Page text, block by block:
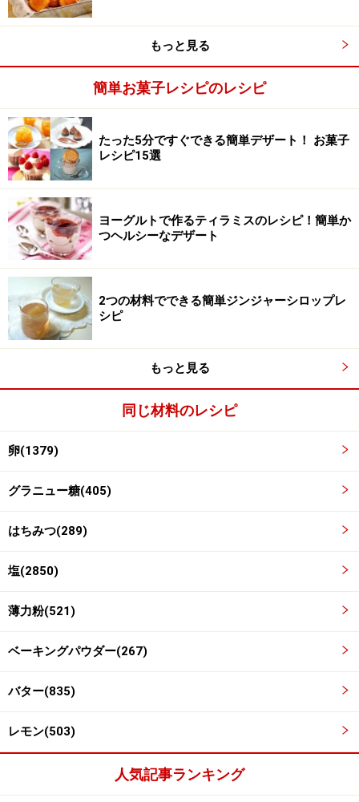
2
卵・グラニュー糖・はちみつ・レモンの皮・塩を混
ぜる
ボウルに卵を入れ、泡立て器でよくほぐします。グラニ
ュー糖、はちみつ、塩、レモンの皮を入れ、泡立て器で
全体がとろっとするまでよく混ぜます。
3
ふるっておいた粉類を加えて混ぜる
あらかじめふるっておいた薄力粉とベーキングパウダー
を加え、泡立て器で中心から外側にゆっくりと円を描く
のを止めます。ここで混ぜすぎると生地が固くなってし
まうので、混ぜすぎに注意してください。
もっと見る
簡単お菓子レシピのレシピ
たった5分ですぐできる簡単デザート！ お菓子
レシピ15選
ヨーグルトで作るティラミスのレシピ！簡単か
つヘルシーなデザート
2つの材料でできる簡単ジンジャーシロップレ
シピ
もっと見る
同じ材料のレシピ
卵(1379)
グラニュー糖(405)
はちみつ(289)
塩(2850)
薄力粉(521)
ベーキングパウダー(267)
バター(835)
レモン(503)
人気記事ランキング